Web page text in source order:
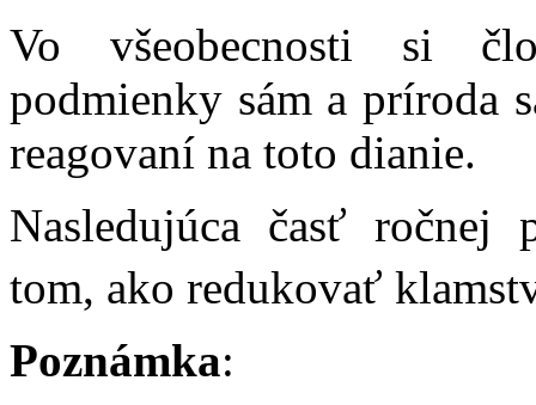
Vo všeobecnosti si
podmienky sám a príroda
reagovaní na toto dianie.
Nasledujúca časť ročnej
tom, ako redukovať
Poznámka: